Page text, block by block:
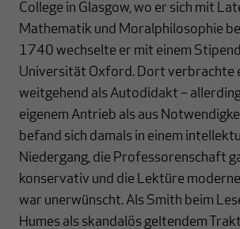
College in Glasgow, wo er sich mit
Mathematik und Moralphilosophie
1740 wechselte er mit einem
Universität Oxford. Dort verbrachte
weitgehend als Autodidakt –
eigenem Antrieb als aus
befand sich damals in einem
Niedergang, die Professorenschaft
konservativ und die Lektüre
war unerwünscht. Als Smith beim
Humes als skandalös geltendem